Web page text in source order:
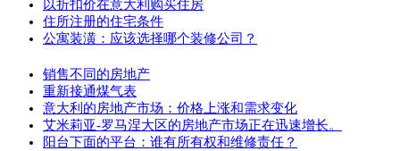
以折扣价在意大利购买住房
住所注册的住宅条件
公寓装潢：应该选择哪个装修公司？
销售不同的房地产
重新接通煤气表
意大利的房地产市场：价格上涨和需求变化
艾米莉亚-罗马涅大区的房地产市场正在迅速增长。
阳台下面的平台：谁有所有权和维修责任？